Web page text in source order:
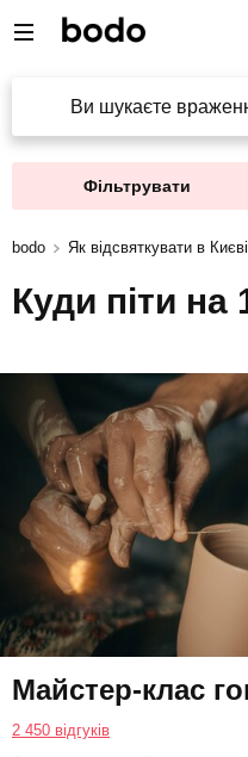
Ви шукаєте
Фільтрувати
bodo Як відсвяткувати в Києві
Куди піти на
Майстер-клас
2 450 відгуків